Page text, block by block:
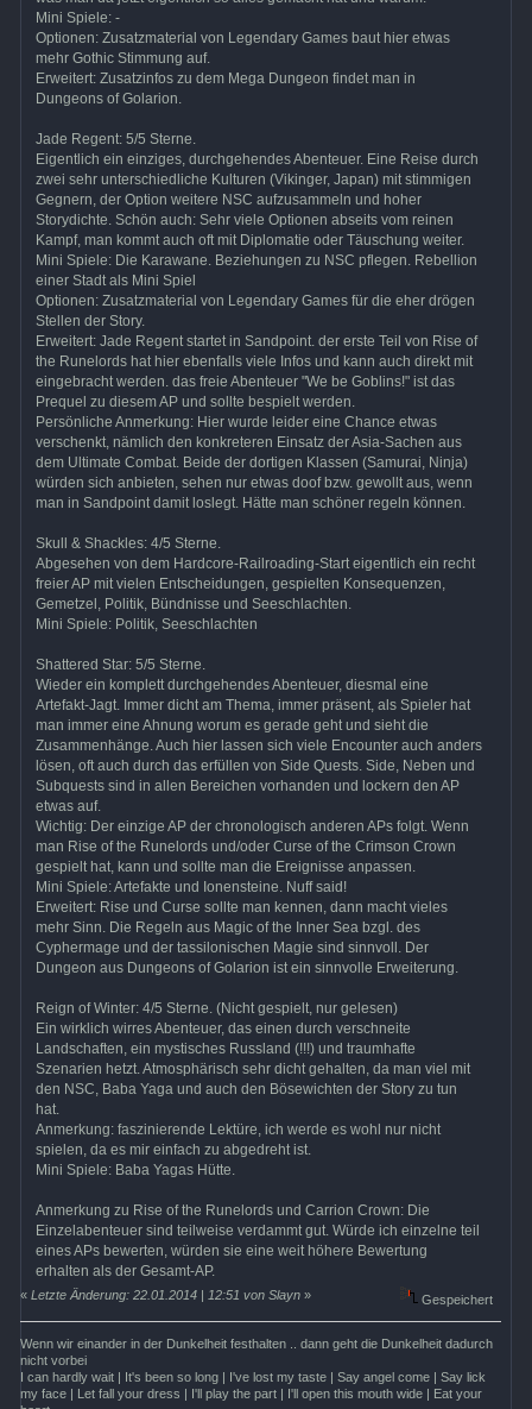
Mini Spiele: -
Optionen: Zusatzmaterial von Legendary Games baut hier etwas
mehr Gothic Stimmung auf.
Erweitert: Zusatzinfos zu dem Mega Dungeon findet man in
Dungeons of Golarion.
Jade Regent: 5/5 Sterne.
Eigentlich ein einziges, durchgehendes Abenteuer. Eine Reise durch
zwei sehr unterschiedliche Kulturen (Vikinger, Japan) mit stimmigen
Gegnern, der Option weitere NSC aufzusammeln und hoher
Storydichte. Schön auch: Sehr viele Optionen abseits vom reinen
Kampf, man kommt auch oft mit Diplomatie oder Täuschung weiter.
Mini Spiele: Die Karawane. Beziehungen zu NSC pflegen. Rebellion
einer Stadt als Mini Spiel
Optionen: Zusatzmaterial von Legendary Games für die eher drögen
Stellen der Story.
Erweitert: Jade Regent startet in Sandpoint. der erste Teil von Rise of
the Runelords hat hier ebenfalls viele Infos und kann auch direkt mit
eingebracht werden. das freie Abenteuer "We be Goblins!" ist das
Prequel zu diesem AP und sollte bespielt werden.
Persönliche Anmerkung: Hier wurde leider eine Chance etwas
verschenkt, nämlich den konkreteren Einsatz der Asia-Sachen aus
dem Ultimate Combat. Beide der dortigen Klassen (Samurai, Ninja)
würden sich anbieten, sehen nur etwas doof bzw. gewollt aus, wenn
man in Sandpoint damit loslegt. Hätte man schöner regeln können.
Skull & Shackles: 4/5 Sterne.
Abgesehen von dem Hardcore-Railroading-Start eigentlich ein recht
freier AP mit vielen Entscheidungen, gespielten Konsequenzen,
Gemetzel, Politik, Bündnisse und Seeschlachten.
Mini Spiele: Politik, Seeschlachten
Shattered Star: 5/5 Sterne.
Wieder ein komplett durchgehendes Abenteuer, diesmal eine
Artefakt-Jagt. Immer dicht am Thema, immer präsent, als Spieler hat
man immer eine Ahnung worum es gerade geht und sieht die
Zusammenhänge. Auch hier lassen sich viele Encounter auch anders
lösen, oft auch durch das erfüllen von Side Quests. Side, Neben und
Subquests sind in allen Bereichen vorhanden und lockern den AP
etwas auf.
Wichtig: Der einzige AP der chronologisch anderen APs folgt. Wenn
man Rise of the Runelords und/oder Curse of the Crimson Crown
gespielt hat, kann und sollte man die Ereignisse anpassen.
Mini Spiele: Artefakte und Ionensteine. Nuff said!
Erweitert: Rise und Curse sollte man kennen, dann macht vieles
mehr Sinn. Die Regeln aus Magic of the Inner Sea bzgl. des
Cyphermage und der tassilonischen Magie sind sinnvoll. Der
Dungeon aus Dungeons of Golarion ist ein sinnvolle Erweiterung.
Reign of Winter: 4/5 Sterne. (Nicht gespielt, nur gelesen)
Ein wirklich wirres Abenteuer, das einen durch verschneite
Landschaften, ein mystisches Russland (!!!) und traumhafte
Szenarien hetzt. Atmosphärisch sehr dicht gehalten, da man viel mit
den NSC, Baba Yaga und auch den Bösewichten der Story zu tun
hat.
Anmerkung: faszinierende Lektüre, ich werde es wohl nur nicht
spielen, da es mir einfach zu abgedreht ist.
Mini Spiele: Baba Yagas Hütte.
Anmerkung zu Rise of the Runelords und Carrion Crown: Die
Einzelabenteuer sind teilweise verdammt gut. Würde ich einzelne teil
eines APs bewerten, würden sie eine weit höhere Bewertung
erhalten als der Gesamt-AP.
«Letzte Änderung: 22.01.2014 | 12:51 von Slayn » Gespeichert
Wenn wir einander in der Dunkelheit festhalten .. dann geht die Dunkelheit dadurch
nicht vorbei
I can hardly wait | It's been so long | I've lost my taste | Say angel come | Say lick
my face | Let fall your dress | I'll play the part | I'll open this mouth wide | Eat your